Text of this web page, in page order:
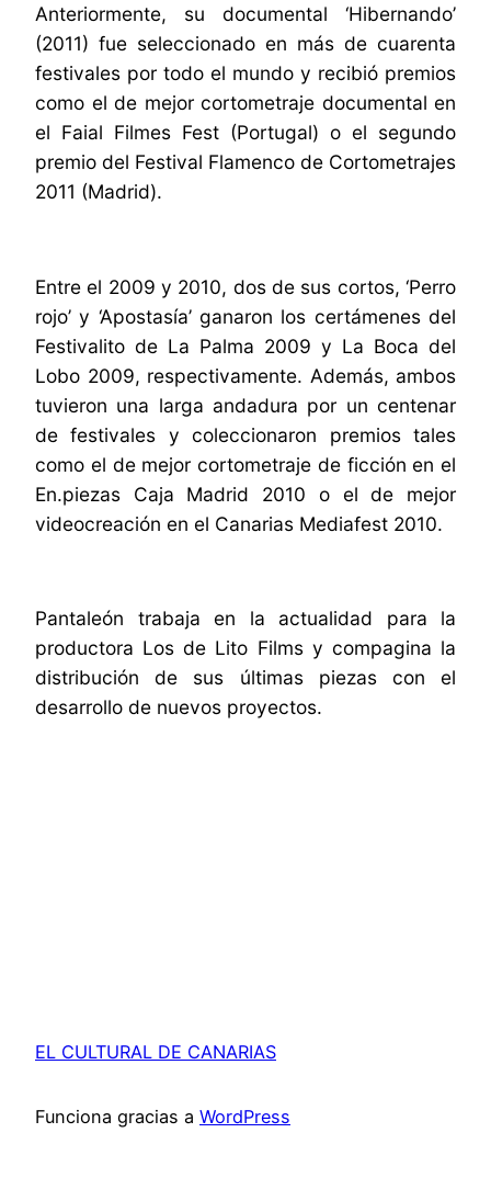
Anteriormente, su documental ‘Hibernando’
(2011) fue seleccionado en más de cuarenta
festivales por todo el mundo y recibió premios
como el de mejor cortometraje documental en
el Faial Filmes Fest (Portugal) o el segundo
premio del Festival Flamenco de Cortometrajes
2011 (Madrid).
Entre el 2009 y 2010, dos de sus cortos, ‘Perro
rojo’ y ‘Apostasía’ ganaron los certámenes del
Festivalito de La Palma 2009 y La Boca del
Lobo 2009, respectivamente. Además, ambos
tuvieron una larga andadura por un centenar
de festivales y coleccionaron premios tales
como el de mejor cortometraje de ficción en el
En.piezas Caja Madrid 2010 o el de mejor
videocreación en el Canarias Mediafest 2010.
Pantaleón trabaja en la actualidad para la
productora Los de Lito Films y compagina la
distribución de sus últimas piezas con el
desarrollo de nuevos proyectos.
EL CULTURAL DE CANARIAS
Funciona gracias a WordPress